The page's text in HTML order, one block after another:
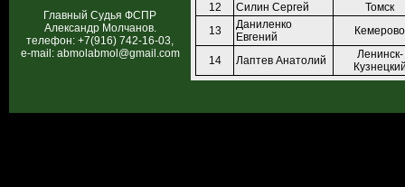
Главный Судья ФСПР
Александр Молчанов.
телефон: +7(916) 742-16-03,
e-mail: abmolabmol@gmail.com
12
Силин Сергей
Томск
13
Даниленко
Евгений
Кемерово
14 Лаптев Анатолий
Ленинск-